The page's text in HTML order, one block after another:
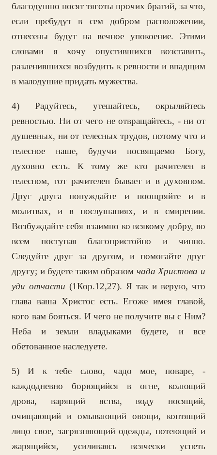
благодушно носят тяготы прочих братий, за что,
если пребудут в сем добром расположении,
отнесены будут на вечное упокоение. Этими
словами я хочу опустившихся возставить,
разленившихся возбудить к ревности и впадщим
в малодушие придать мужества.
4) Радуйтесь, утешайтесь, окрыляйтесь
ревностью. Ни от чего не отвращайтесь, - ни от
душевных, ни от телесных трудов, потому что и
телесное наше, будучи посвящаемо Богу,
духовно есть. К тому же кто рачителен в
телесном, тот рачителен бывает и в духовном.
Друг друга понуждайте и поощряйте и в
молитвах, и в послушаниях, и в смирении.
Возбуждайте себя взаимно ко всякому добру, во
всем поступая благопристойно и чинно.
Следуйте друг за другом, и помогайте друг
другу; и будете таким образом чада Христова и
уди отчасти (1Кор.12,27). Я так и верую, что
глава ваша Христос есть. Егоже имея главой,
кого вам бояться. И чего не получите вы с Ним?
Неба и земли владыками будете, и все
обетованное наследуете.
5) И к тебе слово, чадо мое, поваре, -
каждодневно борющийся в огне, колющий
дрова, варящий яства, воду носящий,
очищающий и омывающий овощи, коптящий
лицо свое, загрязняющий одежды, потеющий и
жарящийся, усиливаясь всячески успеть